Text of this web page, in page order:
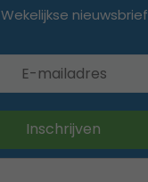
Wekelijkse nieuwsbrief